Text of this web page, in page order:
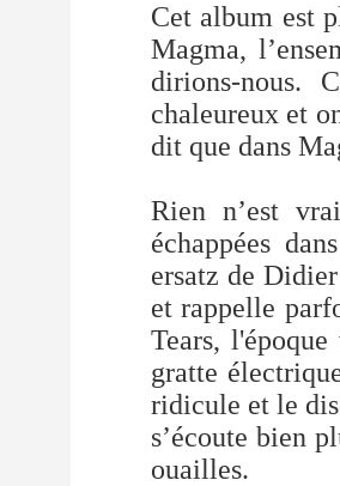
Cet album est
Magma,
dirions-nous.
chaleureux et
dit que dans
Rien n’est
échappées
ersatz de
et rappelle
Tears,
gratte
ridicule et le
s’écoute bien
ouailles.